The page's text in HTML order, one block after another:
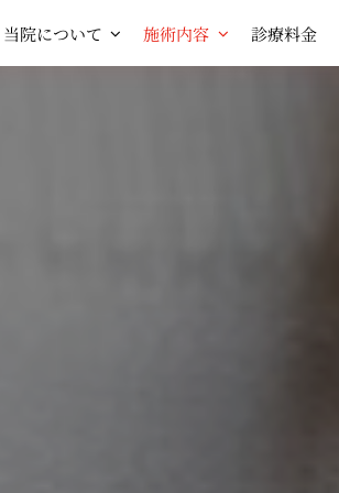
当院について 施術内容 診療料金